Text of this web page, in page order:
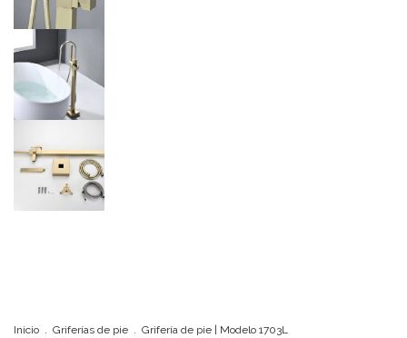
Inicio . Griferías de pie . Grifería de pie | Modelo 1703L